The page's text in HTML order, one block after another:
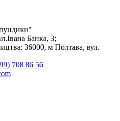
Банка, 3;
36000, м Полтава, вул.
708 86 56